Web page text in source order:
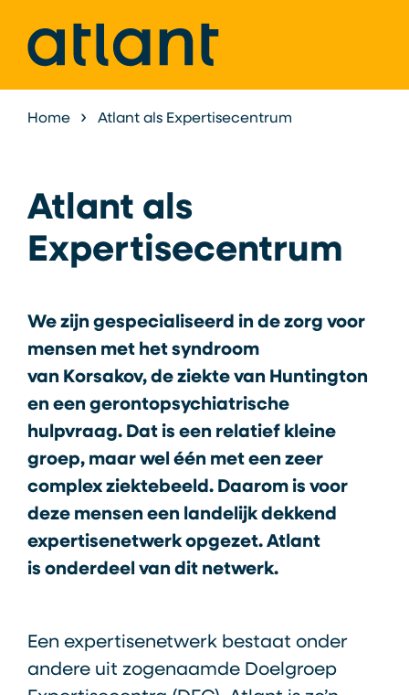
Home Atlant als Expertisecentrum
Atlant als
Expertisecentrum
We zijn gespecialiseerd in de zorg voor
mensen met het syndroom
van Korsakov, de ziekte van Huntington
en een gerontopsychiatrische
hulpvraag. Dat is een relatief kleine
groep, maar wel één met een zeer
complex ziektebeeld. Daarom is voor
deze mensen een landelijk dekkend
expertisenetwerk opgezet. Atlant
is onderdeel van dit netwerk.
Een expertisenetwerk bestaat onder
andere uit zogenaamde Doelgroep